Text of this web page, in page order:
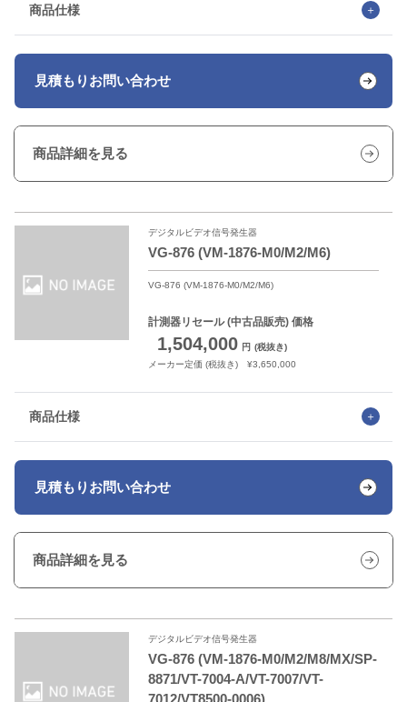
商品仕様
見積もり お問い合わせ
商品詳細を見る
デジタルビデオ信号発生器
VG-876 (VM-1876-M0/M2/M6)
VG-876 (VM-1876-M0/M2/M6)
計測器リセール(中古品販売) 価格
1,504,000 円 (税抜き)
メーカー定価 (税抜き) ¥3,650,000
商品仕様
見積もり お問い合わせ
商品詳細を見る
デジタルビデオ信号発生器
VG-876 (VM-1876-M0/M2/M8/MX/SP-
8871/VT-7004-A/VT-7007/VT-
7012/VT8500-0006)